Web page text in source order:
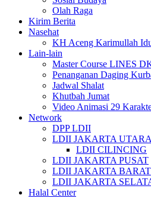
Olah Raga
Kirim Berita
Nasehat
KH Aceng Karimullah
Lain-lain
Master Course LINES
Penanganan Daging
Jadwal Shalat
Khutbah Jumat
Video Animasi 29
Network
DPP LDII
LDII JAKARTA UTARA
LDII CILINCING
LDII JAKARTA PUSAT
LDII JAKARTA BARAT
LDII JAKARTA
Halal Center